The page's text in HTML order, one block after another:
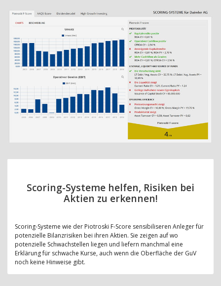
Scoring-Systeme helfen, Risiken bei
Aktien zu erkennen!
Scoring-Systeme wie der Piotroski F-Score sensibiliseren Anleger für
potenzielle Bilanzrisiken bei ihren Aktien. Sie zeigen auf wo
potenzielle Schwachstellen liegen und liefern manchmal eine
Erklärung für schwache Kurse, auch wenn die Oberfläche der GuV
noch keine Hinweise gibt.